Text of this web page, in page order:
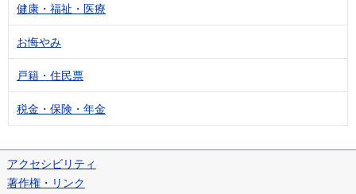
健康・福祉・医療
お悔やみ
戸籍・住民票
税金・保険・年金
アクセシビリティ
著作権・リンク